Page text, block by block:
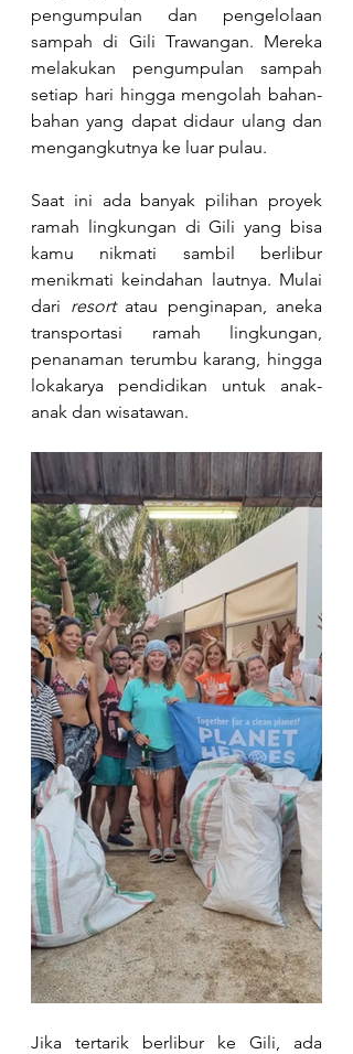
pengumpulan dan pengelolaan
sampah di Gili Trawangan. Mereka
melakukan pengumpulan sampah
setiap hari hingga mengolah bahan-
bahan yang dapat didaur ulang dan
mengangkutnya ke luar pulau.
Saat ini ada banyak pilihan proyek
ramah lingkungan di Gili yang bisa
kamu nikmati sambil berlibur
menikmati keindahan lautnya. Mulai
dari resort atau penginapan, aneka
transportasi ramah lingkungan,
penanaman terumbu karang, hingga
lokakarya pendidikan untuk anak-
anak dan wisatawan.
Jika tertarik berlibur ke Gili, ada